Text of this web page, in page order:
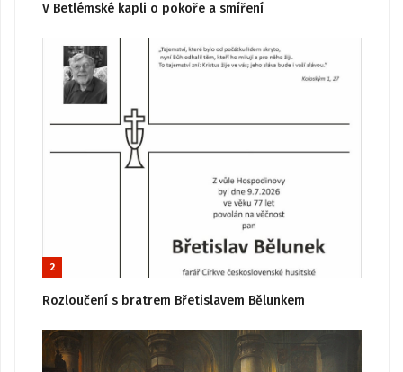
V Betlémské kapli o pokoře a smíření
2
Rozloučení s bratrem Břetislavem Bělunkem